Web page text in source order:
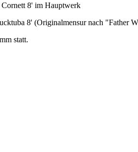
Cornett 8' im Hauptwerk
8' (Originalmensur nach "Father
statt.